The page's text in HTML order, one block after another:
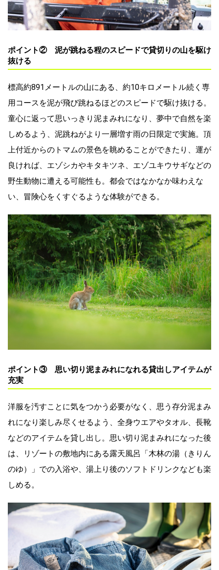
ポイント② 泥が跳ねる程のスピードで貸切りの山を駆け
抜ける
標高約891メートルの山にある、約10キロメートル続く専
用コースを泥が飛び跳ねるほどのスピードで駆け抜ける。
童心に返って思いっきり泥まみれになり、夢中で自然を楽
しめるよう、泥跳ねがより一層増す雨の日限定で実施。頂
上付近からのトマムの景色を眺めることができたり、運が
良ければ、エゾシカやキタキツネ、エゾユキウサギなどの
野生動物に遭える可能性も。都会ではなかなか味わえな
い、冒険心をくすぐるような体験ができる。
ポイント③ 思い切り泥まみれになれる貸出しアイテムが
充実
洋服を汚すことに気をつかう必要がなく、思う存分泥まみ
れになり楽しみ尽くせるよう、全身ウエアやタオル、長靴
などのアイテムを貸し出し。思い切り泥まみれになった後
は、リゾートの敷地内にある露天風呂「木林の湯（きりん
のゆ）」での入浴や、湯上り後のソフトドリンクなども楽
しめる。